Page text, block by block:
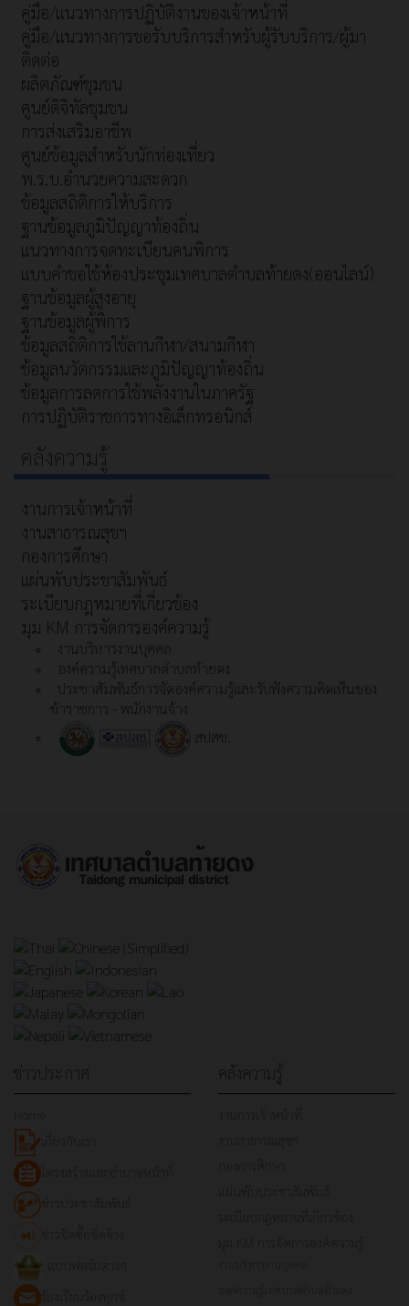
คู่มือ/แนวทางการปฏิบัติงานของเจ้าหน้าที่
คู่มือ/แนวทางการขอรับบริการสำหรับผู้รับบริการ/ผู้มา
ติดต่อ
ผลิตภัณฑ์ชุมชน
ศูนย์ดิจิทัลชุมชน
การส่งเสริมอาชีพ
ศูนย์ข้อมูลสำหรับนักท่องเที่ยว
พ.ร.บ.อำนวยความสะดวก
ข้อมูลสถิติการให้บริการ
ฐานข้อมูลภูมิปัญญาท้องถิ่น
แนวทางการจดทะเบียนคนพิการ
แบบคำขอใช้ห้องประชุมเทศบาลตำบลท้ายดง(ออนไลน์)
ฐานข้อมูลผู้สูงอายุ
ฐานข้อมูลผู้พิการ
ข้อมูลสถิติการใช้ลานกีฬา/สนามกีฬา
ข้อมูลนวัตกรรมและภูมิปัญญาท้องถิ่น
ข้อมูลการลดการใช้พลังงานในภาครัฐ
การปฏิบัติราชการทางอิเล็กทรอนิกส์
คลังความรู้
งานการเจ้าหน้าที่
งานสาธารณสุขฯ
กองการศึกษา
แผ่นพับประชาสัมพันธ์
ระเบียบกฎหมายที่เกี่ยวข้อง
มุม KM การจัดการองค์ความรู้
งานบริหารงานบุคคล
องค์ความรู้เทศบาลตำบลท้ายดง
ประชาสัมพันธ์การจัดองค์ความรู้และรับฟังความคิดเห็นของ
ข้าราชการ - พนักงานจ้าง
สปสช.
ข่าวประกาศ คลังความรู้